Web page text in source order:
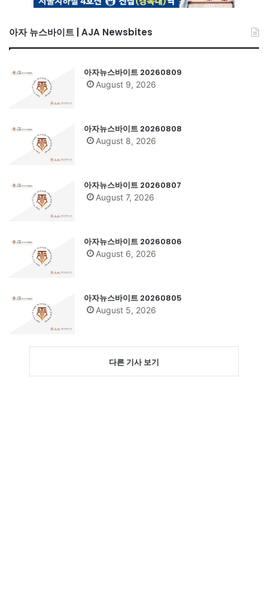
아자 뉴스바이트 | AJA Newsbites
아자뉴스바이트 20260809
August 9, 2026
아자뉴스바이트 20260808
August 8, 2026
아자뉴스바이트 20260807
August 7, 2026
아자뉴스바이트 20260806
August 6, 2026
아자뉴스바이트 20260805
August 5, 2026
다른 기사 보기